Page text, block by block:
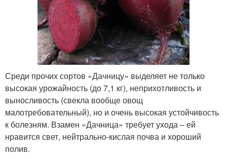
Среди прочих сортов «Дачницу» выделяет не только
высокая урожайность (до 7,1 кг), неприхотливость и
выносливость (свекла вообще овощ
малотребовательный), но и очень высокая устойчивость
к болезням. Взамен «Дачница» требует ухода – ей
нравится свет, нейтрально-кислая почва и хороший
полив.